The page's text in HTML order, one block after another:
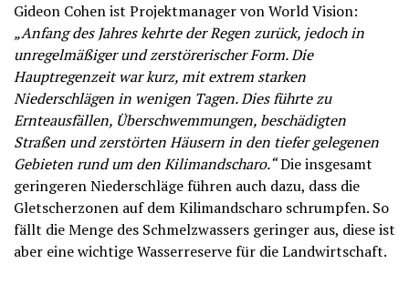
Gideon Cohen ist Projektmanager von World Vision:
„Anfang des Jahres kehrte der Regen zurück, jedoch in
unregelmäßiger und zerstörerischer Form. Die
Hauptregenzeit war kurz, mit extrem starken
Niederschlägen in wenigen Tagen. Dies führte zu
Ernteausfällen, Überschwemmungen, beschädigten
Straßen und zerstörten Häusern in den tiefer gelegenen
Gebieten rund um den Kilimandscharo.“Die insgesamt
geringeren Niederschläge führen auch dazu, dass die
Gletscherzonen auf dem Kilimandscharo schrumpfen. So
fällt die Menge des Schmelzwassers geringer aus, diese ist
aber eine wichtige Wasserreserve für die Landwirtschaft.